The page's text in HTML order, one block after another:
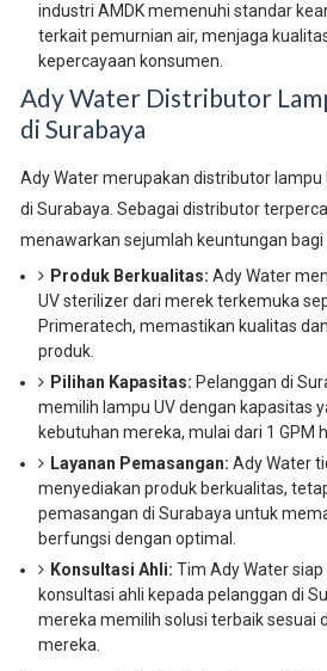
industri AMDK memenuhi standar
terkait pemurnian air, menjaga
kepercayaan konsumen.
Ady Water Distributor
di Surabaya
Ady Water merupakan distributor
di Surabaya. Sebagai distributor
menawarkan sejumlah keuntungan bagi
Produk Berkualitas: Ady Water
UV sterilizer dari merek terkemuka
Primeratech, memastikan kualitas
produk.
Pilihan Kapasitas: Pelanggan di
memilih lampu UV dengan kapasitas
kebutuhan mereka, mulai dari 1 GPM
Layanan Pemasangan: Ady Water
menyediakan produk berkualitas,
pemasangan di Surabaya untuk
berfungsi dengan optimal.
Konsultasi Ahli: Tim Ady Water
konsultasi ahli kepada pelanggan di
mereka memilih solusi terbaik sesuai
mereka.